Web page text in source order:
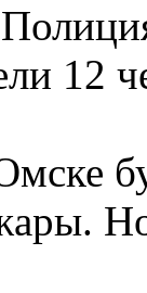
12